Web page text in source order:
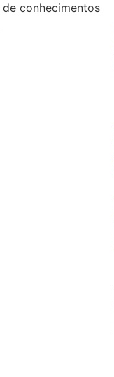
conhecimentos